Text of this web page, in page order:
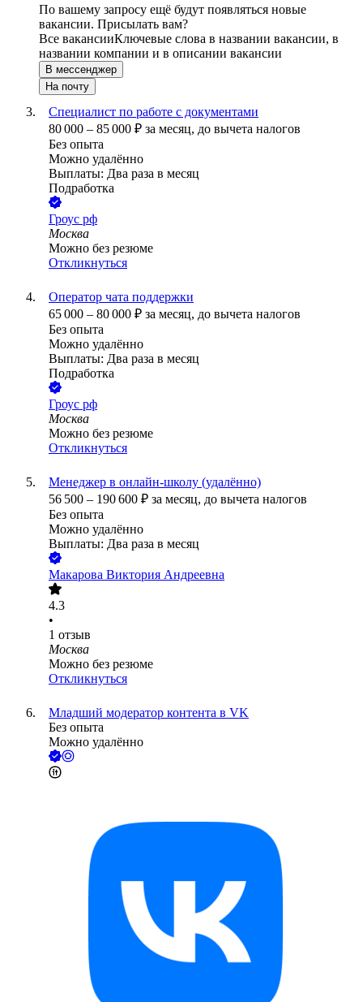
По вашему запросу ещё будут появляться новые
вакансии. Присылать вам?
Все вакансииКлючевые слова в названии вакансии, в
названии компании и в описании вакансии
В мессенджер
На почту
Специалист по работе с документами
80 000 – 85 000 ₽ за месяц, до вычета налогов
Без опыта
Можно удалённо
Выплаты: Два раза в месяц
Подработка
Гроус рф
Москва
Можно без резюме
Откликнуться
Оператор чата поддержки
65 000 – 80 000 ₽ за месяц, до вычета налогов
Без опыта
Можно удалённо
Выплаты: Два раза в месяц
Подработка
Гроус рф
Москва
Можно без резюме
Откликнуться
Менеджер в онлайн-школу (удалённо)
56 500 – 190 600 ₽ за месяц, до вычета налогов
Без опыта
Можно удалённо
Выплаты: Два раза в месяц
Макарова Виктория Андреевна
4.3
•
1 отзыв
Москва
Можно без резюме
Откликнуться
Младший модератор контента в VK
Без опыта
Можно удалённо